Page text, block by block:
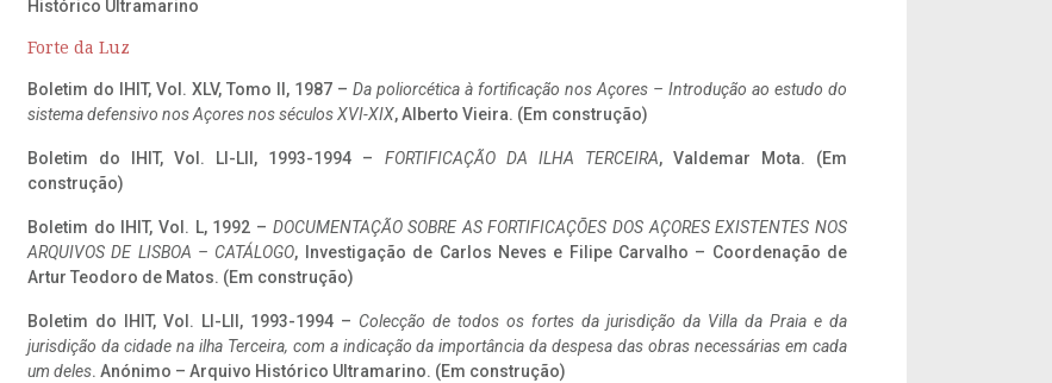
Histórico Ultramarino
Forte da Luz
Boletim do IHIT, Vol. XLV, Tomo II, 1987 – Da poliorcética à fortificação nos Açores – Introdução ao estudo do
sistema defensivo nos Açores nos séculos XVI-XIX, Alberto Vieira. (Em construção)
Boletim do IHIT, Vol. LI-LII, 1993-1994 – FORTIFICAÇÃO DA ILHA TERCEIRA, Valdemar Mota. (Em
construção)
Boletim do IHIT, Vol. L, 1992 – DOCUMENTAÇÃO SOBRE AS FORTIFICAÇÕES DOS AÇORES EXISTENTES NOS
ARQUIVOS DE LISBOA – CATÁLOGO, Investigação de Carlos Neves e Filipe Carvalho – Coordenação de
Artur Teodoro de Matos. (Em construção)
Boletim do IHIT, Vol. LI-LII, 1993-1994 – Colecção de todos os fortes da jurisdição da Villa da Praia e da
jurisdição da cidade na ilha Terceira, com a indicação da importância da despesa das obras necessárias em cada
um deles. Anónimo – Arquivo Histórico Ultramarino. (Em construção)